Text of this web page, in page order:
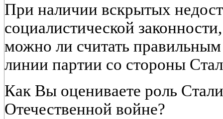
При наличии вскрытых
социалистической
можно ли считать
линии партии со стороны
Как Вы оцениваете роль
Отечественной войне?